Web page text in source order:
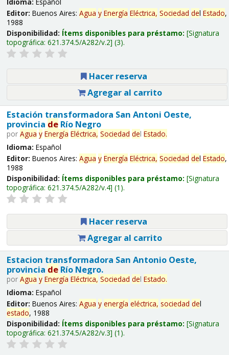
Editor: Buenos Aires: Agua y Energía Eléctrica, Sociedad del Estado,
1988
Disponibilidad: Ítems disponibles para préstamo: Signatura
topográfica: 621.374.5/A282/v.2 (3).
Hacer reserva
Agregar al carrito
Estación transformadora San Antoni Oeste,
provincia deRío Negro
por Agua y Energía Eléctrica, Sociedad del Estado.
Idioma: Español
Editor: Buenos Aires: Agua y Energía Eléctrica, Sociedad del Estado,
1988
Disponibilidad: Ítems disponibles para préstamo: Signatura
topográfica: 621.374.5/A282/v.4 (1).
Hacer reserva
Agregar al carrito
Estacion transformadora San Antonio Oeste,
provincia deRío Negro.
por Agua y Energía Eléctrica, Sociedad del Estado.
Idioma: Español
Editor: Buenos Aires: Agua y energía eléctrica, sociedad del
estado, 1988
Disponibilidad: Ítems disponibles para préstamo: Signatura
topográfica: 621.374.5/A282/v.3 (1).